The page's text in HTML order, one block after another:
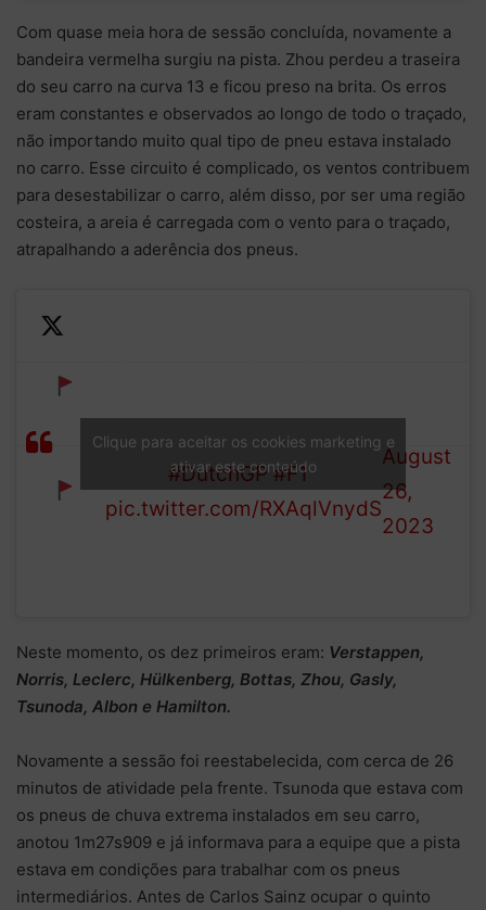
Com quase meia hora de sessão concluída, novamente a
bandeira vermelha surgiu na pista. Zhou perdeu a traseira
do seu carro na curva 13 e ficou preso na brita. Os erros
eram constantes e observados ao longo de todo o traçado,
não importando muito qual tipo de pneu estava instalado
no carro. Esse circuito é complicado, os ventos contribuem
para desestabilizar o carro, além disso, por ser uma região
costeira, a areia é carregada com o vento para o traçado,
atrapalhando a aderência dos pneus.
RED
gravel just before the final
#DutchGP #F1
pic.twitter.com/RXAqlVnydS
1 (@F1)
August
26,
2023
Clique para aceitar os cookies marketing e
ativar este conteúdo
Neste momento, os dez primeiros eram: Verstappen,
Norris, Leclerc, Hülkenberg, Bottas, Zhou, Gasly,
Tsunoda, Albon e Hamilton.
Novamente a sessão foi reestabelecida, com cerca de 26
minutos de atividade pela frente. Tsunoda que estava com
os pneus de chuva extrema instalados em seu carro,
anotou 1m27s909 e já informava para a equipe que a pista
estava em condições para trabalhar com os pneus
intermediários. Antes de Carlos Sainz ocupar o quinto